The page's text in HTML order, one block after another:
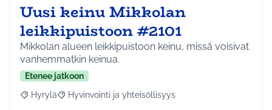
Uusi keinu Mikkolan
leikkipuistoon #2101
Mikkolan alueen leikkipuistoon keinu, missä voisivat
vanhemmatkin keinua.
Etenee jatkoon
Rajaa tulokset aihepiirin mukaan: Hyrylä
Hyrylä Rajaa tulokset teeman mukaan: Hyvinvointi ja
Hyvinvointi ja yhteisöllisyys